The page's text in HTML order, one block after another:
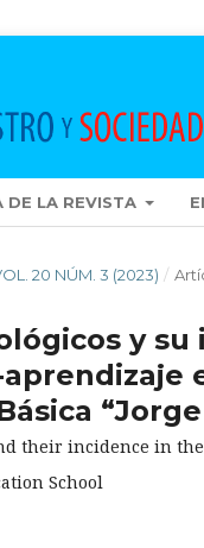
DE LA REVISTA
20 NÚM. 3 (2023) /
y
their incidence in
School